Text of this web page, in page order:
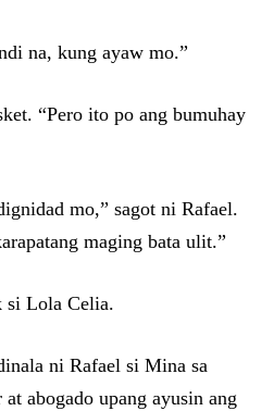
na, kung ayaw mo.”
“Pero ito po ang bumuhay
mo,” sagot ni Rafael.
maging bata ulit.”
si Lola Celia.
ni Rafael si Mina sa
abogado upang ayusin ang